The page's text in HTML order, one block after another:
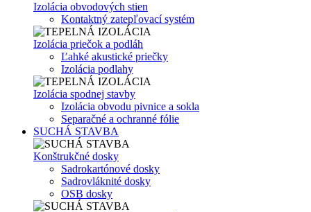
Izolácia obvodových stien
Kontaktný zatepľovací systém
Izolácia priečok a podláh
Ľahké akustické priečky
Izolácia podlahy
Izolácia spodnej stavby
Izolácia obvodu pivnice a sokla
Separačné a ochranné fólie
SUCHÁ STAVBA
Konštrukčné dosky
Sadrokartónové dosky
Sadrovláknité dosky
OSB dosky